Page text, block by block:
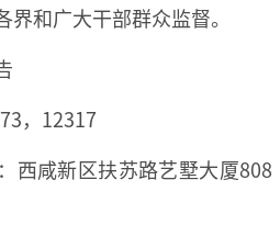
和广大干部群众监督。
，12317
西咸新区扶苏路艺墅大厦808